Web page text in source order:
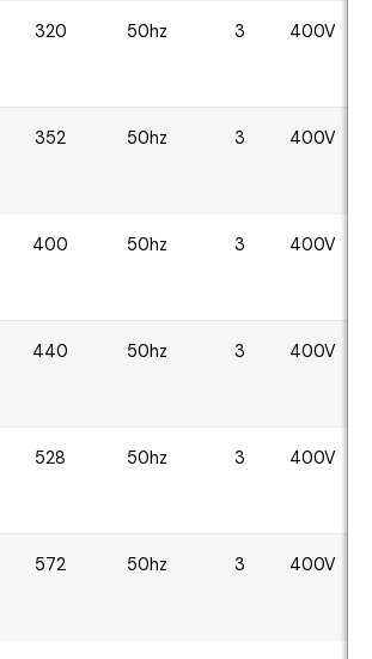
320 50hz 3 400V
352 50hz 3 400V
400 50hz 3 400V
440 50hz 3 400V
528 50hz 3 400V
572 50hz 3 400V